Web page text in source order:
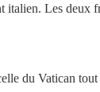
Les deux
du Vatican